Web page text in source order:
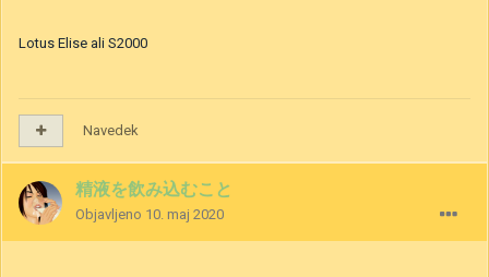
Lotus Elise ali S2000
Navedek
精液を飲み込むこと
Objavljeno 10. maj 2020